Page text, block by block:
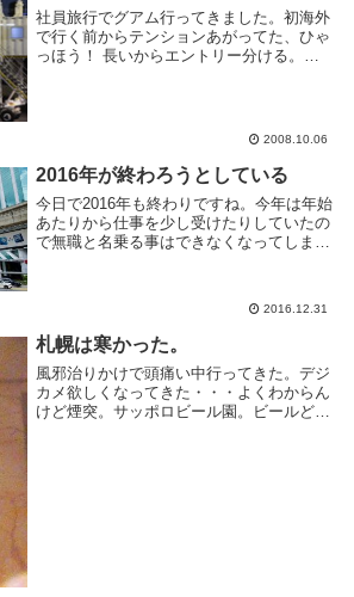
社員旅行でグアム行ってきました。初海外
で行く前からテンションあがってた、ひゃ
っほう！ 長いからエントリー分ける。大
2008.10.06
2016年が終わろうとしている
今日で2016年も終わりですね。今年は年始
あたりから仕事を少し受けたりしていたの
で無職と名乗る事はできなくなってしまっ
2016.12.31
札幌は寒かった。
風邪治りかけで頭痛い中行ってきた。デジ
カメ欲しくなってきた・・・よくわからん
けど煙突。サッポロビール園。ビールどこ